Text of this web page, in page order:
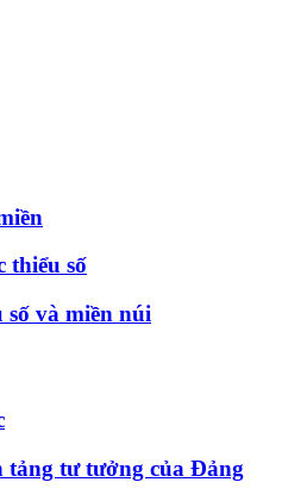
thiểu số
số và miền núi
tảng tư tưởng của Đảng